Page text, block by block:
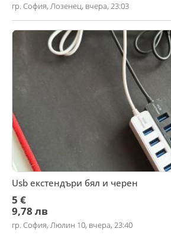
гр. София, Лозенец, вчера, 23:03
Usb екстендъри бял и черен
5 €
9,78 лв
гр. София, Люлин 10, вчера, 23:40